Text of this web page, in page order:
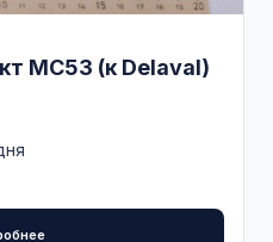
МС53 (к Delaval)